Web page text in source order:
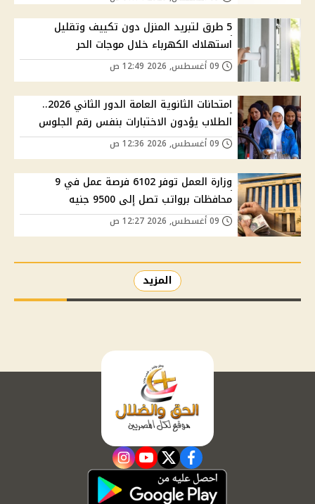
5 طرق لتبريد المنزل دون تكييف وتقليل
استهلاك الكهرباء خلال موجات الحر
امتحانات الثانوية العامة الدور الثاني 2026..
الطلاب يؤدون الاختبارات بنفس رقم الجلوس
وزارة العمل توفر 6102 فرصة عمل في 9
محافظات برواتب تصل إلى 9500 جنيه
المزيد
facebook
twitter
youtube
instagram